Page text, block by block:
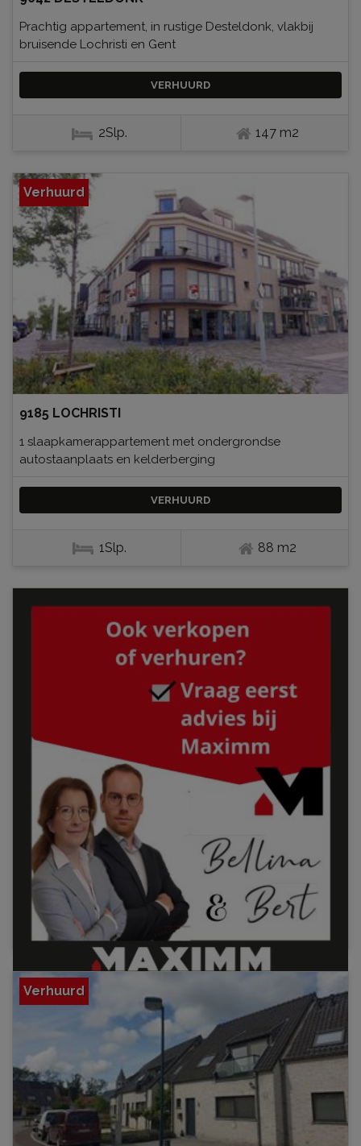
Prachtig appartement, in rustige Desteldonk, vlakbij
bruisende Lochristi en Gent
VERHUURD
2Slp. 147 m2
Verhuurd
9185 LOCHRISTI
1 slaapkamerappartement met ondergrondse
autostaanplaats en kelderberging
VERHUURD
1Slp. 88 m2
Verhuurd